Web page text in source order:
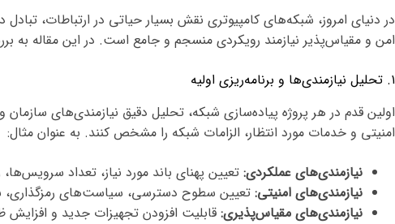
در دنیای امروز، شبکه‌های کامپیوتری نقش بسیار حیاتی در ارتباطات،
امن و مقیاس‌پذیر نیازمند رویکردی منسجم و جامع است. در این مقاله به
۱. تحلیل نیازمندی‌ها و برنامه‌ریزی اولیه
اولین قدم در هر پروژه پیاده‌سازی شبکه، تحلیل دقیق نیازمندی‌های
امنیتی و خدمات مورد انتظار، الزامات شبکه را مشخص کنند. به عنوان مثال:
نیازمندی‌های عملکردی: تعیین پهنای باند مورد نیاز، تعداد
نیازمندی‌های امنیتی: تعیین سطوح دسترسی، سیاست‌های
نیازمندی‌های مقیاس‌پذیری:قابلیت افزودن تجهیزات جدید و افزایش